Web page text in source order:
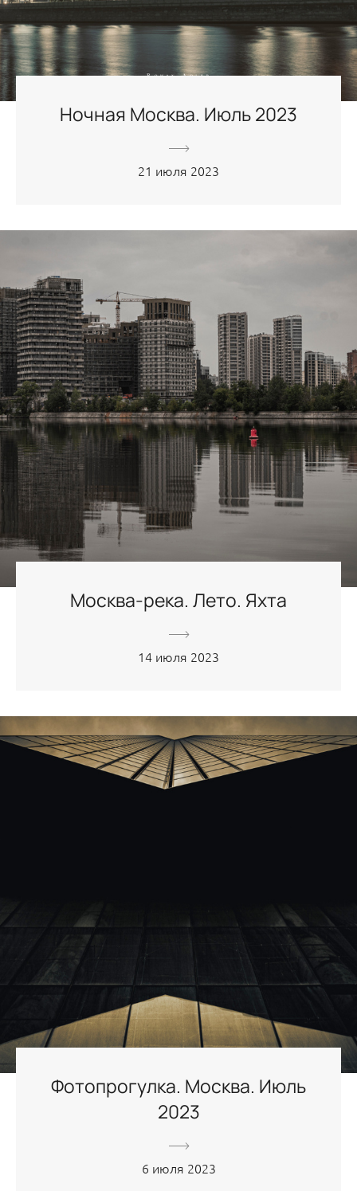
Ночная Москва. Июль 2023
21 июля 2023
Москва-река. Лето. Яхта
14 июля 2023
Фотопрогулка. Москва. Июль
2023
6 июля 2023